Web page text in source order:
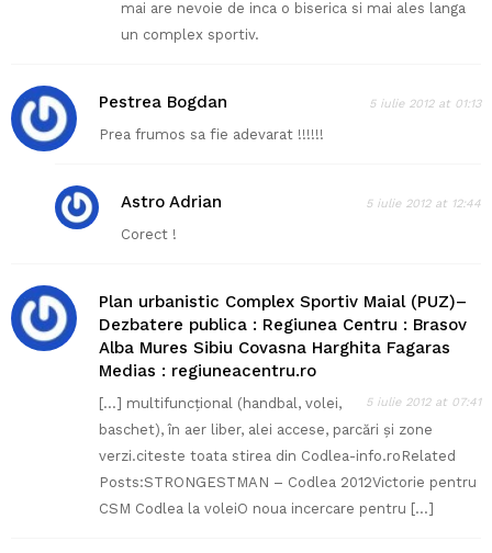
mai are nevoie de inca o biserica si mai ales langa
un complex sportiv.
Pestrea Bogdan 5 iulie 2012 at 01:13
Prea frumos sa fie adevarat !!!!!!
Astro Adrian 5 iulie 2012 at 12:44
Corect !
Plan urbanistic Complex Sportiv Maial (PUZ)–
Dezbatere publica : Regiunea Centru : Brasov
Alba Mures Sibiu Covasna Harghita Fagaras
Medias : regiuneacentru.ro
5 iulie 2012 at 07:41
[…] multifuncţional (handbal, volei,
baschet), în aer liber, alei accese, parcări şi zone
verzi.citeste toata stirea din Codlea-info.roRelated
Posts:STRONGESTMAN – Codlea 2012Victorie pentru
CSM Codlea la voleiO noua incercare pentru […]